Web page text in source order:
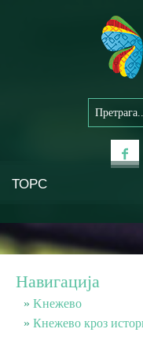
ТОРС
Планински туризам
Навигација
Kнежево
Кнежево кроз